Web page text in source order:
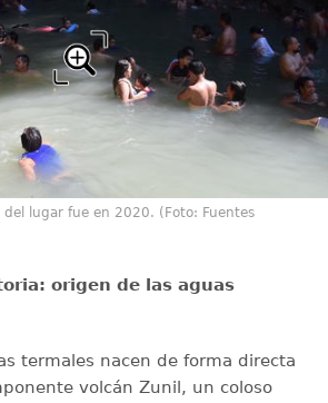
del lugar fue en 2020. (Foto: Fuentes
origen de las aguas
termales nacen de forma directa
volcán Zunil, un coloso